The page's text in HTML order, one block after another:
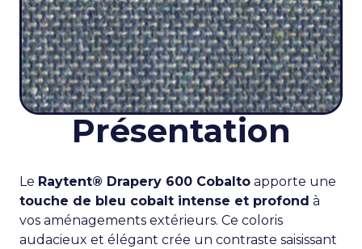
Présentation
Le Raytent® Drapery 600 Cobalto apporte une
touche de bleu cobalt intense et profond à
vos aménagements extérieurs. Ce coloris
audacieux et élégant crée un contraste saisissant